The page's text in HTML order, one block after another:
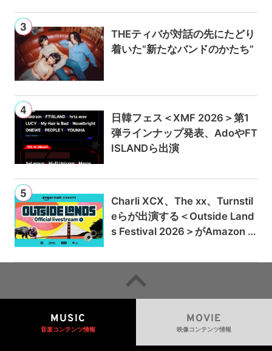
THEティバが対話の先にたどり
着いた“新たなバンドのかたち”
日韓フェス＜XMF 2026＞第1
弾ラインナップ発表、AdoやFT
ISLANDら出演
Charli XCX、The xx、Turnstil
eらが出演する＜Outside Land
s Festival 2026＞がAmazon M
ブ配信
MUSIC
音楽コンテンツ情報
MOVIE
映像コンテンツ情報